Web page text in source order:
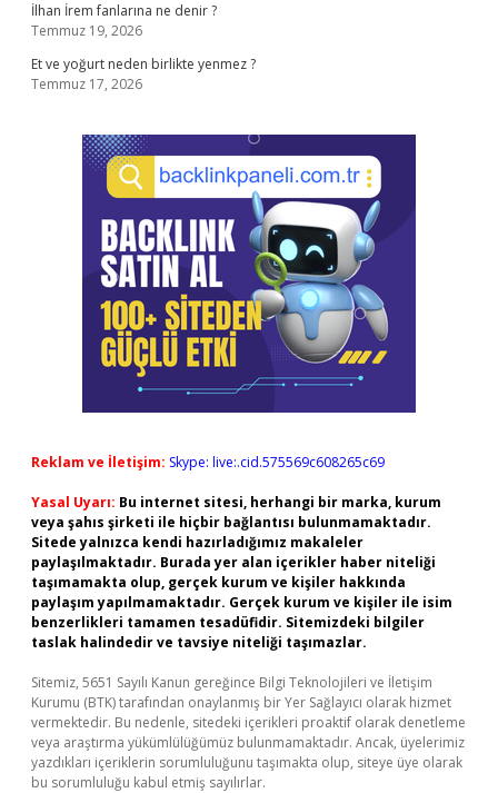
İlhan İrem fanlarına ne denir ?
Temmuz 19, 2026
Et ve yoğurt neden birlikte yenmez ?
Temmuz 17, 2026
Reklam ve İletişim: Skype: live:.cid.575569c608265c69
Yasal Uyarı: Bu internet sitesi, herhangi bir marka, kurum
veya şahıs şirketi ile hiçbir bağlantısı bulunmamaktadır.
Sitede yalnızca kendi hazırladığımız makaleler
paylaşılmaktadır. Burada yer alan içerikler haber niteliği
taşımamakta olup, gerçek kurum ve kişiler hakkında
paylaşım yapılmamaktadır. Gerçek kurum ve kişiler ile isim
benzerlikleri tamamen tesadüfidir. Sitemizdeki bilgiler
taslak halindedir ve tavsiye niteliği taşımazlar.
Sitemiz, 5651 Sayılı Kanun gereğince Bilgi Teknolojileri ve İletişim
Kurumu (BTK) tarafından onaylanmış bir Yer Sağlayıcı olarak hizmet
vermektedir. Bu nedenle, sitedeki içerikleri proaktif olarak denetleme
veya araştırma yükümlülüğümüz bulunmamaktadır. Ancak, üyelerimiz
yazdıkları içeriklerin sorumluluğunu taşımakta olup, siteye üye olarak
bu sorumluluğu kabul etmiş sayılırlar.